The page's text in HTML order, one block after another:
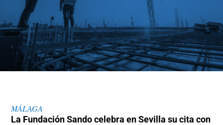
MÁLAGA
La Fundación Sando celebra en Sevilla su cita con